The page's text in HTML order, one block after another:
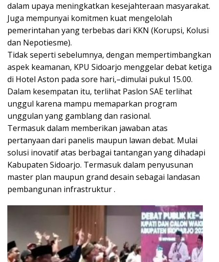
dalam upaya meningkatkan kesejahteraan masyarakat.
Juga mempunyai komitmen kuat mengelolah
pemerintahan yang terbebas dari KKN (Korupsi, Kolusi
dan Nepotiesme).
Tidak seperti sebelumnya, dengan mempertimbangkan
aspek keamanan, KPU Sidoarjo menggelar debat ketiga
di Hotel Aston pada sore hari,–dimulai pukul 15.00.
Dalam kesempatan itu, terlihat Paslon SAE terlihat
unggul karena mampu memaparkan program
unggulan yang gamblang dan rasional.
Termasuk dalam memberikan jawaban atas
pertanyaan dari panelis maupun lawan debat. Mulai
solusi inovatif atas berbagai tantangan yang dihadapi
Kabupaten Sidoarjo. Termasuk dalam penyusunan
master plan maupun grand desain sebagai landasan
pembangunan infrastruktur .